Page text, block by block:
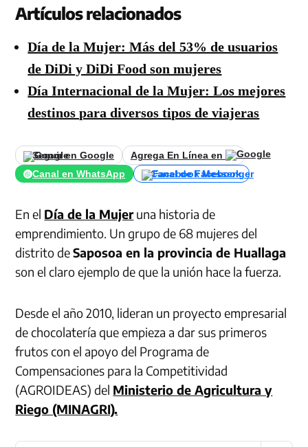
Artículos relacionados
Día de la Mujer: Más del 53% de usuarios
de DiDi y DiDi Food son mujeres
Día Internacional de la Mujer: Los mejores
destinos para diversos tipos de viajeras
Seguir en Google
Agrega En Línea en
Canal en WhatsApp
Canal de Facebook
En el Día de la Mujeruna historia de
emprendimiento. Un grupo de 68 mujeres del
distrito deSaposoa en la provincia de Huallaga
son el claro ejemplo de que la unión hace la fuerza.
Desde el año 2010, lideran un proyecto empresarial
de chocolatería que empieza a dar sus primeros
frutos con el apoyo del Programa de
Compensaciones para la Competitividad
(AGROIDEAS) del Ministerio de Agricultura y
Riego (MINAGRI).